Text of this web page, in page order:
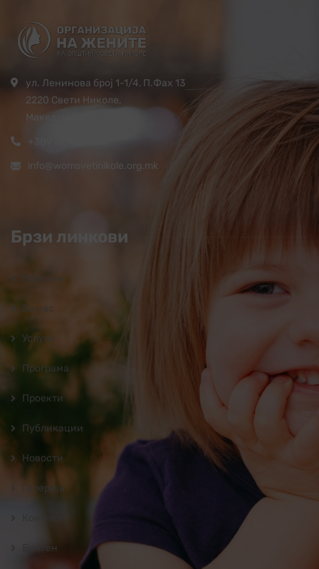
ул. Ленинова број 1-1/4, П.Фах 13
2220 Свети Николе,
Македонија
info@womsvetinikole.org.mk
Брзи линкови
Почетна
За нас
Услуги
Програмa
Проекти
Публикации
Новости
Галерија
Билтен